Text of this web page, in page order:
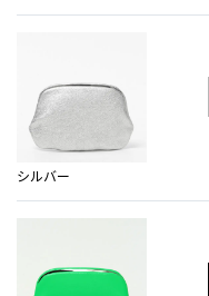
シルバー